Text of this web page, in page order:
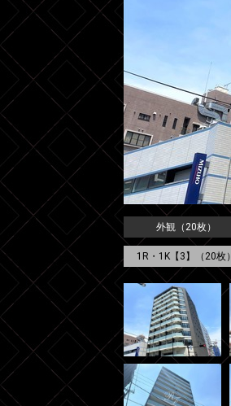
外観（20枚）
1R・1K【3】（20枚）